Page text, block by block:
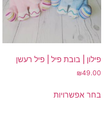
פילון | בובת פיל | פיל רעשן
₪49.00
בחר אפשרויותזה